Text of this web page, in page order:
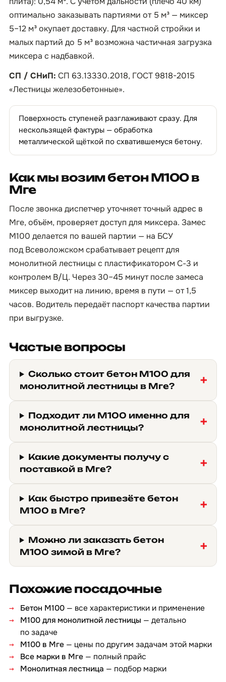
оптимально заказывать партиями от 5 м³ — миксер
5–12 м³ окупает доставку. Для частной стройки и
малых партий до 5 м³ возможна частичная загрузка
миксера с надбавкой.
СП / СНиП: СП 63.13330.2018, ГОСТ 9818-2015
«Лестницы железобетонные».
Поверхность ступеней разглаживают сразу. Для
нескользящей фактуры — обработка
металлической щёткой по схватившемуся бетону.
Как мы возим бетон М100 в
Мге
После звонка диспетчер уточняет точный адрес в
Мге, объём, проверяет доступ для миксера. Замес
М100 делается по вашей партии — на БСУ
под Всеволожском срабатывает рецепт для
монолитной лестницы с пластификатором С-3 и
контролем В/Ц. Через 30–45 минут после замеса
миксер выходит на линию, время в пути — от 1,5
часов. Водитель передаёт паспорт качества партии
при выгрузке.
Частые вопросы
Сколько стоит бетон М100 для
монолитной лестницы в Мге?
Подходит ли М100 именно для
монолитной лестницы?
Какие документы получу с
поставкой в Мге?
Как быстро привезёте бетон
М100 в Мге?
Можно ли заказать бетон
М100 зимой в Мге?
Похожие посадочные
Бетон М100 — все характеристики и применение
М100 для монолитной лестницы — детально
по задаче
М100 в Мге — цены по другим задачам этой марки
Все марки в Мге — полный прайс
Монолитная лестница — подбор марки